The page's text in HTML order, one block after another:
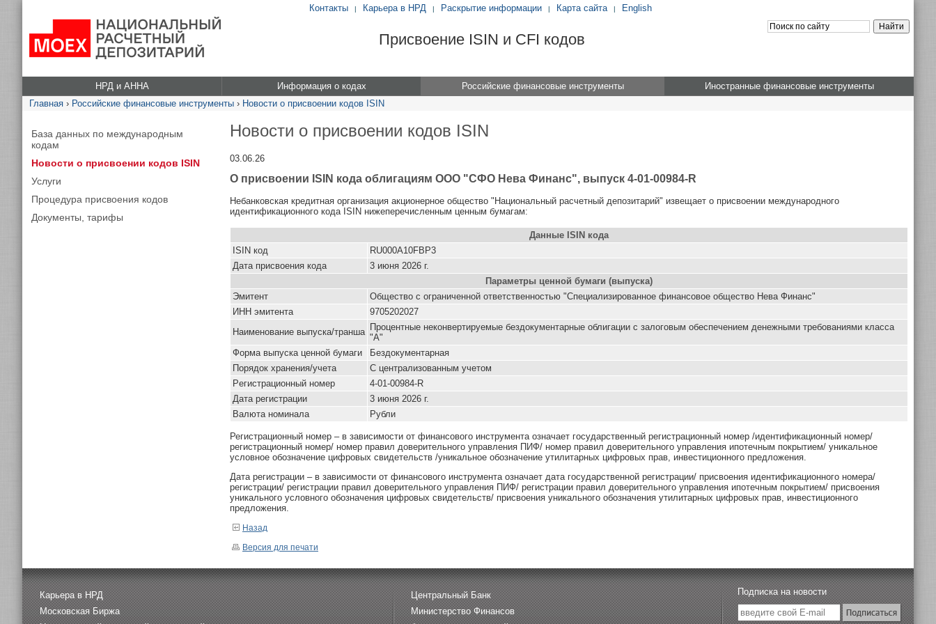
Контакты | Карьера в НРД | Раскрытие информации | Карта сайта | English
Присвоение ISIN и CFI кодов
НРД и АННА Информация о кодах Российские финансовые инструменты
Иностранные финансовые инструменты
Главная › Российские финансовые инструменты › Новости о присвоении кодов ISIN
База данных по международным
кодам
Новости о присвоении кодов ISIN
Услуги
Процедура присвоения кодов
Документы, тарифы
Новости о присвоении кодов ISIN
03.06.26
О присвоении ISIN кода облигациям ООО "СФО Нева Финанс", выпуск 4-01-00984-R
Небанковская кредитная организация акционерное общество "Национальный расчетный депозитарий" извещает о присвоении международного
идентификационного кода ISIN нижеперечисленным ценным бумагам:
Данные ISIN кода
ISIN код
RU000A10FBP3
Дата присвоения кода
3 июня 2026 г.
Параметры ценной бумаги (выпуска)
Эмитент
Общество с ограниченной ответственностью "Специализированное финансовое общество Нева Финанс"
ИНН эмитента
9705202027
Наименование выпуска/транша Процентные неконвертируемые бездокументарные облигации с залоговым обеспечением денежными требованиями класса
"А"
Форма выпуска ценной бумаги
Бездокументарная
Порядок хранения/учета
С централизованным учетом
Pегистрационный номер
4-01-00984-R
Дата регистрации
3 июня 2026 г.
Валюта номинала
Рубли
Регистрационный номер – в зависимости от финансового инструмента означает государственный регистрационный номер /идентификационный номер/
регистрационный номер/ номер правил доверительного управления ПИФ/ номер правил доверительного управления ипотечным покрытием/ уникальное
условное обозначение цифровых свидетельств /уникальное обозначение утилитарных цифровых прав, инвестиционного предложения.
Дата регистрации – в зависимости от финансового инструмента означает дата государственной регистрации/ присвоения идентификационного номера/
регистрации/ регистрации правил доверительного управления ПИФ/ регистрации правил доверительного управления ипотечным покрытием/ присвоения
уникального условного обозначения цифровых свидетельств/ присвоения уникального обозначения утилитарных цифровых прав, инвестиционного
предложения.
Назад
Версия для печати
Карьера в НРД
Московская Биржа
Центральный Банк
Министерство Финансов
Подписка на новости